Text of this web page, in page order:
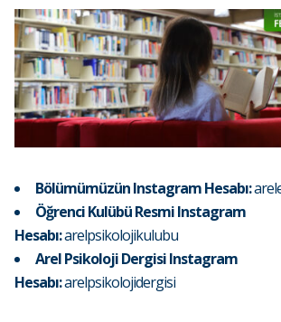
Bölümümüzün Instagram Hesabı:
Öğrenci Kulübü Resmi Instagram
Hesabı:arelpsikolojikulubu
Arel Psikoloji Dergisi Instagram
Hesabı:arelpsikolojidergisi